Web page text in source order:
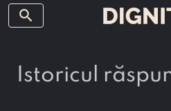
search
Istoricul